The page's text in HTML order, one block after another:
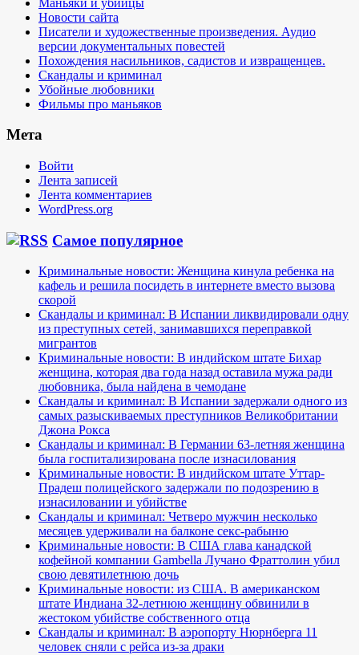
Новости сайта
Писатели и художественные произведения. Аудио
версии документальных повестей
Похождения насильников, садистов и извращенцев.
Скандалы и криминал
Убойные любовники
Фильмы про маньяков
Мета
Войти
Лента записей
Лента комментариев
WordPress.org
Самое популярное
Криминальные новости: Женщина кинула ребенка на
кафель и решила посидеть в интернете вместо вызова
скорой
Скандалы и криминал: В Испании ликвидировали одну
из преступных сетей, занимавшихся переправкой
мигрантов
Криминальные новости: В индийском штате Бихар
женщина, которая два года назад оставила мужа ради
любовника, была найдена в чемодане
Скандалы и криминал: В Испании задержали одного из
самых разыскиваемых преступников Великобритании
Джона Рокса
Скандалы и криминал: В Германии 63-летняя женщина
была госпитализирована после изнасилования
Криминальные новости: В индийском штате Уттар-
Прадеш полицейского задержали по подозрению в
изнасиловании и убийстве
Скандалы и криминал: Четверо мужчин несколько
месяцев удерживали на балконе секс-рабыню
Криминальные новости: В США глава канадской
кофейной компании Gambella Лучано Фраттолин убил
свою девятилетнюю дочь
Криминальные новости: из США. В американском
штате Индиана 32-летнюю женщину обвинили в
жестоком убийстве собственного отца
Скандалы и криминал: В аэропорту Нюрнберга 11
человек сняли с рейса из-за драки